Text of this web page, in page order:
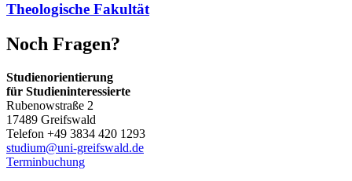
Theologische Fakultät
Noch Fragen?
Studienorientierung
für Studieninteressierte
Rubenowstraße 2
17489 Greifswald
Telefon +49 3834 420 1293
studium@uni-greifswald.de
Terminbuchung